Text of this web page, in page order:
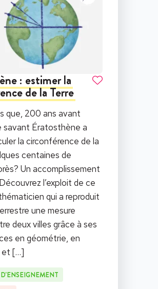
: estimer la
de la Terre
que, 200 ans avant
savant Ératosthène a
la circonférence de la
centaines de
Un accomplissement
l’exploit de ce
qui a reproduit
une mesure
deux villes grâce à ses
en géométrie, en
et […]